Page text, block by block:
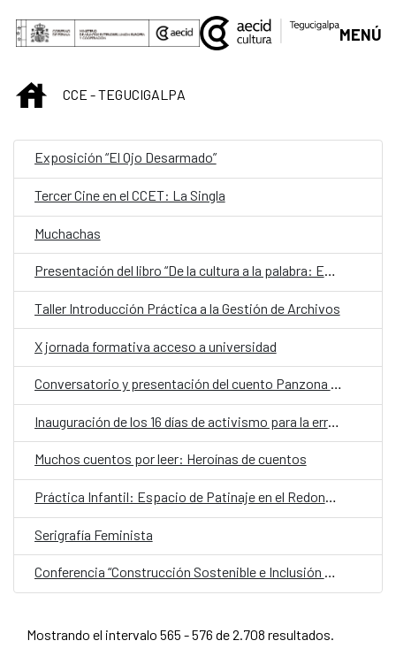
Saltar al contenido principal
MENÚ
INICIOCCE - TEGUCIGALPA
Exposición “El Ojo Desarmado”
Tercer Cine en el CCET: La Singla
Muchachas
Presentación del libro “De la cultura a la palabra: Entrevistas y reportajes culturales (2012-2023)”
Taller Introducción Práctica a la Gestión de Archivos
X jornada formativa acceso a universidad
Conversatorio y presentación del cuento Panzona y Chichona
Inauguración de los 16 días de activismo para la erradicación de la violencia contra la Mujer
Muchos cuentos por leer: Heroínas de cuentos
Práctica Infantil: Espacio de Patinaje en el Redondel de los Artesanos
Serigrafía Feminista
Conferencia “Construcción Sostenible e Inclusión Social”
Mostrando el intervalo 565 - 576 de 2.708 resultados.